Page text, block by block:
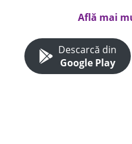
Află mai
Descarcă din
Google Play